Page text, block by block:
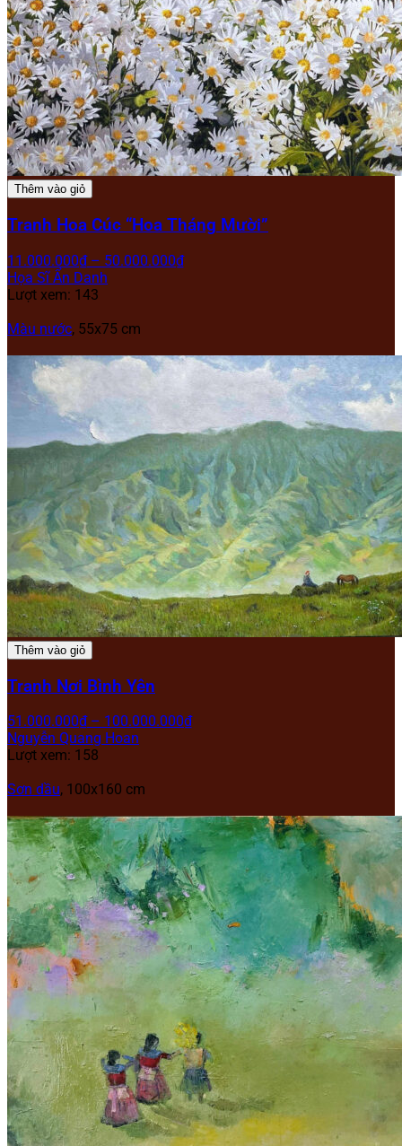
Thêm vào giỏ
Tranh Hoa Cúc “Hoa Tháng Mười”
11.000.000₫ – 50.000.000₫
Họa Sĩ Ẩn Danh
Lượt xem: 143
Màu nước, 55x75 cm
Thêm vào giỏ
Tranh Nơi Bình Yên
51.000.000₫ – 100.000.000₫
Nguyễn Quang Hoan
Lượt xem: 158
Sơn dầu, 100x160 cm